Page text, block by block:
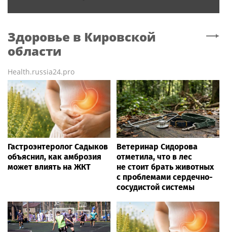
Здоровье в Кировской
области
Health.russia24.pro
Гастроэнтеролог Садыков
объяснил, как амброзия
может влиять на ЖКТ
Ветеринар Сидорова
отметила, что в лес
не стоит брать животных
с проблемами сердечно-
сосудистой системы